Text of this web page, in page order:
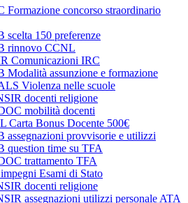
Formazione concorso straordinario
scelta 150 preferenze
rinnovo CCNL
Comunicazioni IRC
Modalità assunzione e formazione
Violenza nelle scuole
docenti religione
mobilità docenti
Carta Bonus Docente 500€
assegnazioni provvisorie e utilizzi
question time su TFA
trattamento TFA
Esami di Stato
docenti religione
assegnazioni utilizzi personale ATA